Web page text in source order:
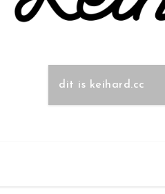
dit is keihard.cc